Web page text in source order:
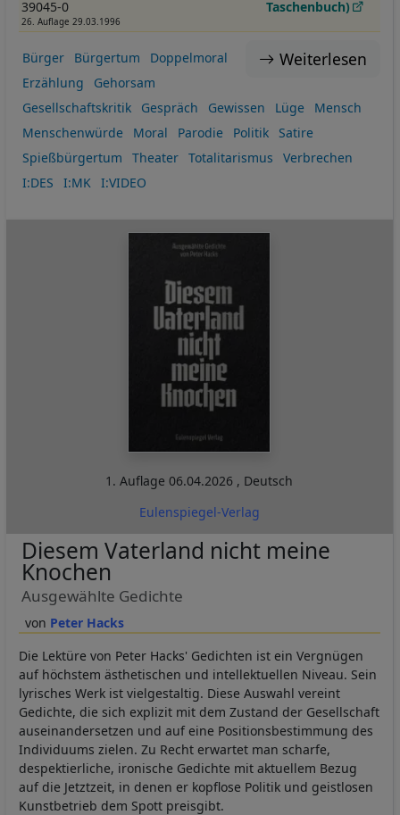
39045-0
26. Auflage 29.03.1996
Taschenbuch)
Weiterlesen
Bürger Bürgertum
Doppelmoral
Erzählung
Gehorsam
Gesellschaftskritik
Gespräch Gewissen Lüge
Mensch
Menschenwürde
Moral Parodie Politik
Satire
Spießbürgertum
Theater Totalitarismus
Verbrechen
I:DES
I:MK I:VIDEO
1. Auflage06.04.2026 , Deutsch
Eulenspiegel-Verlag
Peter Hacks
Diesem Vaterland nicht meine
Knochen
Ausgewählte Gedichte
Die Lektüre von Peter Hacks' Gedichten ist ein Vergnügen
auf höchstem ästhetischen und intellektuellen Niveau. Sein
lyrisches Werk ist vielgestaltig. Diese Auswahl vereint
Gedichte, die sich explizit mit dem Zustand der Gesellschaft
auseinandersetzen und auf eine Positionsbestimmung des
Individuums zielen. Zu Recht erwartet man scharfe,
despektierliche, ironische Gedichte mit aktuellem Bezug
auf die Jetztzeit, in denen er kopflose Politik und geistlosen
Kunstbetrieb dem Spott preisgibt.